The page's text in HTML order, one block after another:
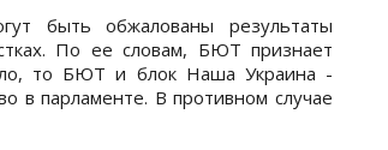
быть обжалованы результаты
По ее словам, БЮТ признает
то БЮТ и блок Наша Украина -
в парламенте. В противном случае